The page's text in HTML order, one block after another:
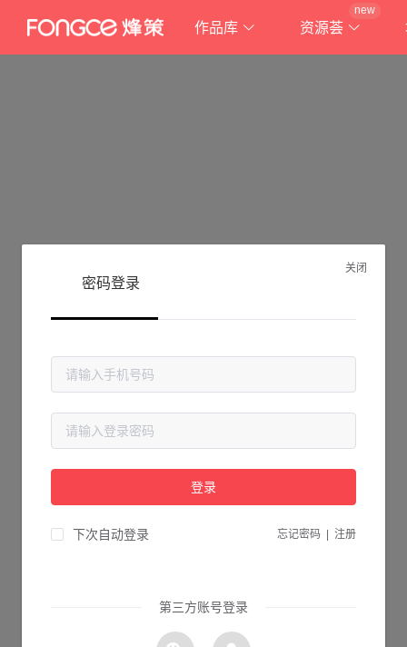
作品库 资源荟
new
抱歉!
请检查您输入的网址是否正确，或点击下面的按钮返回首页。
关闭
密码登录
登录
下次自动登录 忘记密码 注册
第三方账号登录